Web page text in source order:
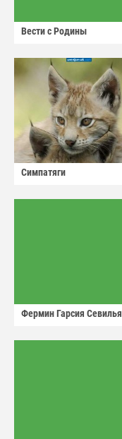
Вести с Родины
Симпатяги
Фермин Гарсия Севилья